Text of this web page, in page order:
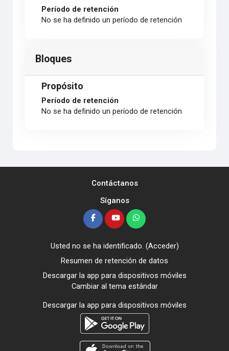
Período de retención
No se ha definido un período de retención
Bloques
Propósito
Período de retención
No se ha definido un período de retención
Contáctanos
Síganos
Usted no se ha identificado. (Acceder)
Resumen de retención de datos
Descargar la app para dispositivos móviles
Cambiar al tema estándar
Descargar la app para dispositivos móviles